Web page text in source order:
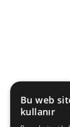
Bu web
kullanır